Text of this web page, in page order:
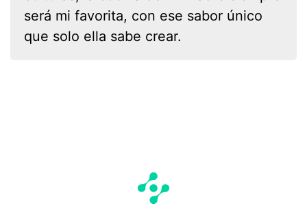
será mi favorita, con ese sabor único
que solo ella sabe crear.